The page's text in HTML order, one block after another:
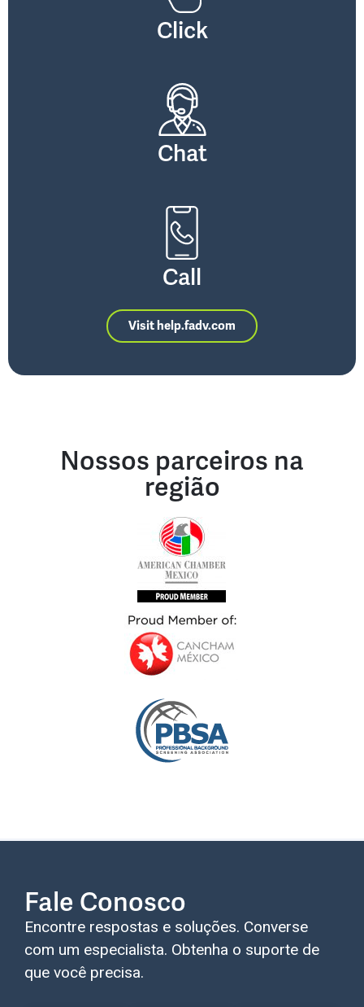
Click
Chat
Call
Visit help.fadv.com
Nossos parceiros na
região
Fale Conosco
Encontre respostas e soluções. Converse
com um especialista. Obtenha o suporte de
que você precisa.